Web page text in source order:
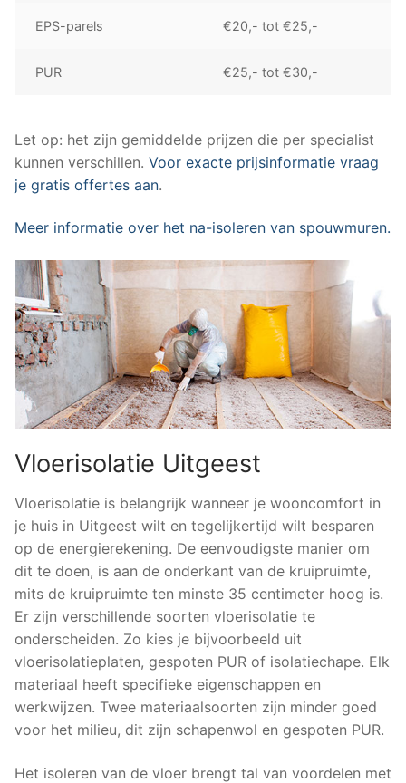
EPS-parels €20,- tot €25,-
PUR €25,- tot €30,-
Let op: het zijn gemiddelde prijzen die per specialist
kunnen verschillen. Voor exacte prijsinformatie vraag
je gratis offertes aan.
Meer informatie over het na-isoleren van spouwmuren.
Vloerisolatie Uitgeest
Vloerisolatie is belangrijk wanneer je wooncomfort in
je huis in Uitgeest wilt en tegelijkertijd wilt besparen
op de energierekening. De eenvoudigste manier om
dit te doen, is aan de onderkant van de kruipruimte,
mits de kruipruimte ten minste 35 centimeter hoog is.
Er zijn verschillende soorten vloerisolatie te
onderscheiden. Zo kies je bijvoorbeeld uit
vloerisolatieplaten, gespoten PUR of isolatiechape. Elk
materiaal heeft specifieke eigenschappen en
werkwijzen. Twee materiaalsoorten zijn minder goed
voor het milieu, dit zijn schapenwol en gespoten PUR.
Het isoleren van de vloer brengt tal van voordelen met